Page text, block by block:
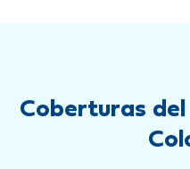
Coberturas